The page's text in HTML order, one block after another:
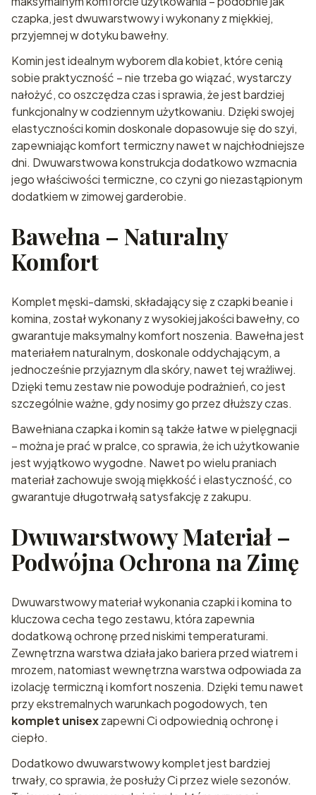
czapka, jest dwuwarstwowy i wykonany z miękkiej,
przyjemnej w dotyku bawełny.
Komin jest idealnym wyborem dla kobiet, które cenią
sobie praktyczność – nie trzeba go wiązać, wystarczy
nałożyć, co oszczędza czas i sprawia, że jest bardziej
funkcjonalny w codziennym użytkowaniu. Dzięki swojej
elastyczności komin doskonale dopasowuje się do szyi,
zapewniając komfort termiczny nawet w najchłodniejsze
dni. Dwuwarstwowa konstrukcja dodatkowo wzmacnia
jego właściwości termiczne, co czyni go niezastąpionym
dodatkiem w zimowej garderobie.
Bawełna – Naturalny
Komfort
Komplet męski-damski, składający się z czapki beanie i
komina, został wykonany z wysokiej jakości bawełny, co
gwarantuje maksymalny komfort noszenia. Bawełna jest
materiałem naturalnym, doskonale oddychającym, a
jednocześnie przyjaznym dla skóry, nawet tej wrażliwej.
Dzięki temu zestaw nie powoduje podrażnień, co jest
szczególnie ważne, gdy nosimy go przez dłuższy czas.
Bawełniana czapka i komin są także łatwe w pielęgnacji
– można je prać w pralce, co sprawia, że ich użytkowanie
jest wyjątkowo wygodne. Nawet po wielu praniach
materiał zachowuje swoją miękkość i elastyczność, co
gwarantuje długotrwałą satysfakcję z zakupu.
Dwuwarstwowy Materiał –
Podwójna Ochrona na Zimę
Dwuwarstwowy materiał wykonania czapki i komina to
kluczowa cecha tego zestawu, która zapewnia
dodatkową ochronę przed niskimi temperaturami.
Zewnętrzna warstwa działa jako bariera przed wiatrem i
mrozem, natomiast wewnętrzna warstwa odpowiada za
izolację termiczną i komfort noszenia. Dzięki temu nawet
przy ekstremalnych warunkach pogodowych, ten
komplet unisexzapewni Ci odpowiednią ochronę i
ciepło.
Dodatkowo dwuwarstwowy komplet jest bardziej
trwały, co sprawia, że posłuży Ci przez wiele sezonów.